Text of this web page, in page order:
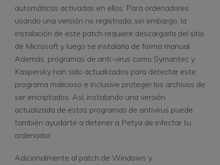
automáticas activadas en ellos. Para ordenadores
usando una versión no registrada, sin embargo, la
instalación de este patch requiere descargarla del sitio
de Microsoft y luego se instalarla de forma manual.
Además, programas de anti-virus como Symantec y
Kaspersky han sido actualizados para detectar este
programa malicioso e inclusive proteger los archivos de
ser encriptados. Así, instalando una versión
actualizada de estos programas de antivirus puede
también ayudarte a detener a Petya de infectar tu
ordenador.
Adicionalmente al patch de Windows y